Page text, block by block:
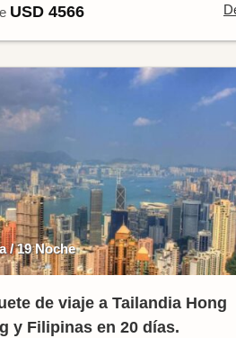
USD 4566
/ 19 Noche
de viaje a Tailandia Hong
y Filipinas en 20 días.